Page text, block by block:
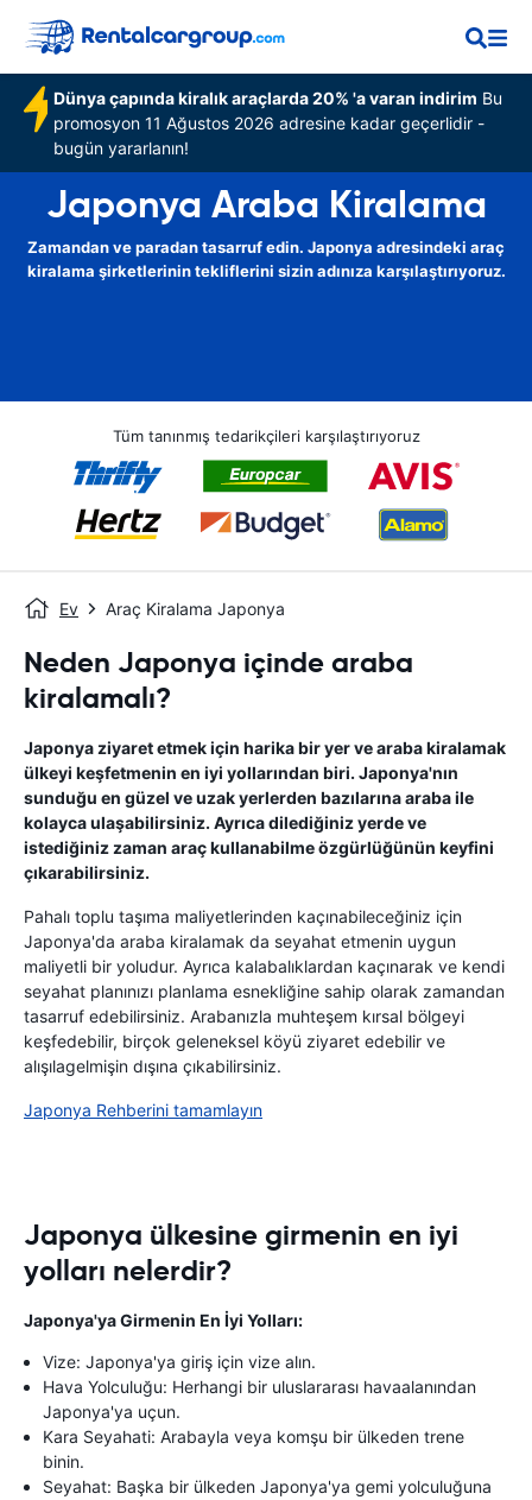
Dünya çapında kiralık araçlarda 20% 'a varan indirim Bu
promosyon 11 Ağustos 2026 adresine kadar geçerlidir -
bugün yararlanın!
Japonya Araba Kiralama
Zamandan ve paradan tasarruf edin. Japonya adresindeki araç
kiralama şirketlerinin tekliflerini sizin adınıza karşılaştırıyoruz.
Tüm tanınmış tedarikçileri karşılaştırıyoruz
Ev Araç Kiralama Japonya
Neden Japonya içinde araba
kiralamalı?
Japonya ziyaret etmek için harika bir yer ve araba kiralamak
ülkeyi keşfetmenin en iyi yollarından biri. Japonya'nın
sunduğu en güzel ve uzak yerlerden bazılarına araba ile
kolayca ulaşabilirsiniz. Ayrıca dilediğiniz yerde ve
istediğiniz zaman araç kullanabilme özgürlüğünün keyfini
çıkarabilirsiniz.
Pahalı toplu taşıma maliyetlerinden kaçınabileceğiniz için
Japonya'da araba kiralamak da seyahat etmenin uygun
maliyetli bir yoludur. Ayrıca kalabalıklardan kaçınarak ve kendi
seyahat planınızı planlama esnekliğine sahip olarak zamandan
tasarruf edebilirsiniz. Arabanızla muhteşem kırsal bölgeyi
keşfedebilir, birçok geleneksel köyü ziyaret edebilir ve
alışılagelmişin dışına çıkabilirsiniz.
Japonya Rehberini tamamlayın
Japonya ülkesine girmenin en iyi
yolları nelerdir?
Japonya'ya Girmenin En İyi Yolları:
Vize: Japonya'ya giriş için vize alın.
Hava Yolculuğu: Herhangi bir uluslararası havaalanından
Japonya'ya uçun.
Kara Seyahati: Arabayla veya komşu bir ülkeden trene
binin.
Seyahat: Başka bir ülkeden Japonya'ya gemi yolculuğuna